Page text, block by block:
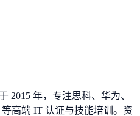
2015 年，专注思科、华为、
高端 IT 认证与技能培训。资